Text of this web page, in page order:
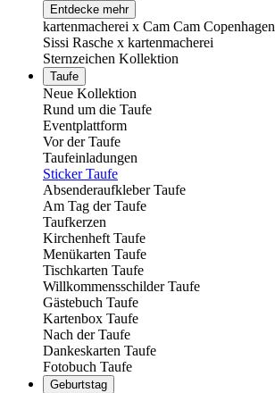
Entdecke mehr
kartenmacherei x Cam Cam Copenhagen
Sissi Rasche x kartenmacherei
Sternzeichen Kollektion
Taufe
Neue Kollektion
Rund um die Taufe
Eventplattform
Vor der Taufe
Taufeinladungen
Sticker Taufe
Absenderaufkleber Taufe
Am Tag der Taufe
Taufkerzen
Kirchenheft Taufe
Menükarten Taufe
Tischkarten Taufe
Willkommensschilder Taufe
Gästebuch Taufe
Kartenbox Taufe
Nach der Taufe
Dankeskarten Taufe
Fotobuch Taufe
Geburtstag